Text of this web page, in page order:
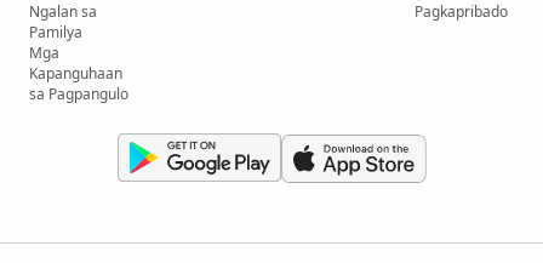
Ngalan sa
Pamilya
Mga
Kapanguhaan
sa Pagpangulo
Pagkapribado